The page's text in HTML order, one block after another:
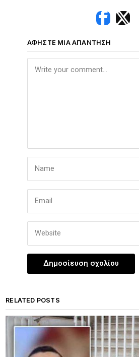
ΑΦΉΣΤΕ ΜΙΑ ΑΠΆΝΤΗΣΗ
RELATED POSTS